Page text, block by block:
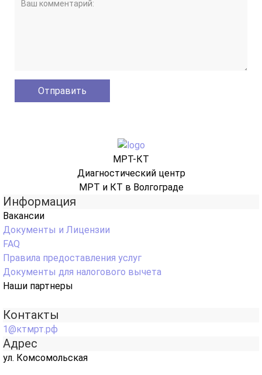
МРТ-КТ
Диагностический центр
МРТ и КТ в Волгограде
Информация
Вакансии
Документы и Лицензии
FAQ
Правила предоставления услуг
Документы для налогового вычета
Наши партнеры
Контакты
1@ктмрт.рф
Адрес
ул. Комсомольская